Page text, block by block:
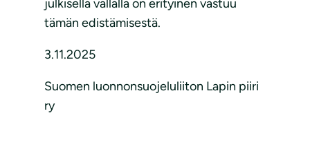
julkisella vallalla on erityinen vastuu
tämän edistämisestä.
3.11.2025
Suomen luonnonsuojeluliiton Lapin piiri
ry